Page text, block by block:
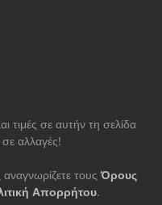
τιμές σε αυτήν τη σελίδα
σε αλλαγές!
τους Όρους
Απορρήτου.